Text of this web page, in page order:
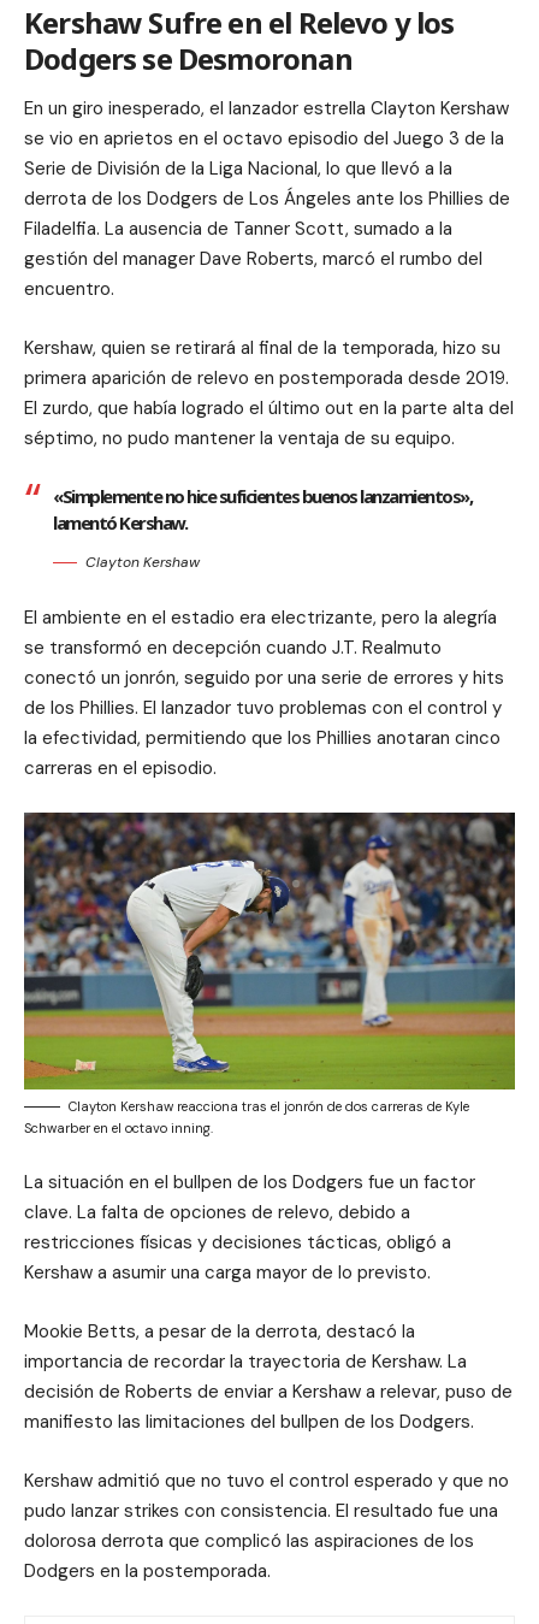
Kershaw Sufre en el Relevo y los
Dodgers se Desmoronan
En un giro inesperado, el lanzador estrella Clayton Kershaw
se vio en aprietos en el octavo episodio del Juego 3 de la
Serie de División de la Liga Nacional, lo que llevó a la
derrota de los Dodgers de Los Ángeles ante los Phillies de
Filadelfia. La ausencia de Tanner Scott, sumado a la
gestión del manager Dave Roberts, marcó el rumbo del
encuentro.
Kershaw, quien se retirará al final de la temporada, hizo su
primera aparición de relevo en postemporada desde 2019.
El zurdo, que había logrado el último out en la parte alta del
séptimo, no pudo mantener la ventaja de su equipo.
«Simplemente no hice suficientes buenos lanzamientos»,
lamentó Kershaw.
Clayton Kershaw
El ambiente en el estadio era electrizante, pero la alegría
se transformó en decepción cuando J.T. Realmuto
conectó un jonrón, seguido por una serie de errores y hits
de los Phillies. El lanzador tuvo problemas con el control y
la efectividad, permitiendo que los Phillies anotaran cinco
carreras en el episodio.
Clayton Kershaw reacciona tras el jonrón de dos carreras de Kyle
Schwarber en el octavo inning.
La situación en el bullpen de los Dodgers fue un factor
clave. La falta de opciones de relevo, debido a
restricciones físicas y decisiones tácticas, obligó a
Kershaw a asumir una carga mayor de lo previsto.
Mookie Betts, a pesar de la derrota, destacó la
importancia de recordar la trayectoria de Kershaw. La
decisión de Roberts de enviar a Kershaw a relevar, puso de
manifiesto las limitaciones del bullpen de los Dodgers.
Kershaw admitió que no tuvo el control esperado y que no
pudo lanzar strikes con consistencia. El resultado fue una
dolorosa derrota que complicó las aspiraciones de los
Dodgers en la postemporada.